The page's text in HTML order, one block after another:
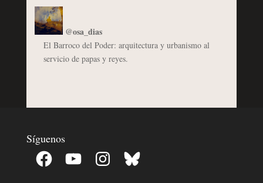
@osa_dias
El Barroco del Poder: arquitectura y urbanismo al
servicio de papas y reyes.
Síguenos
Facebook YouTube InstagramBluesky